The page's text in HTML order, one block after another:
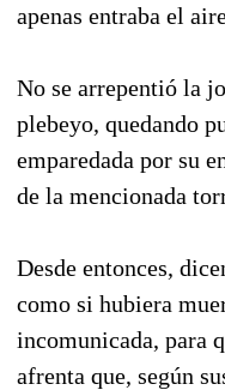
apenas entraba el
No se arrepentió la
plebeyo, quedando
emparedada por su
de la mencionada
Desde entonces,
como si hubiera
incomunicada, para
afrenta que, según